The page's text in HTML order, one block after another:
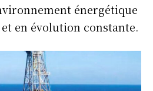
énergétique
en évolution constante.